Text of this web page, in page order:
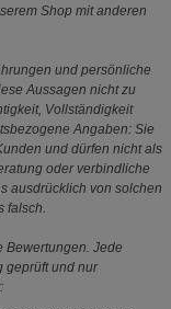
Shop mit anderen
und persönliche
Aussagen nicht zu
Vollständigkeit
Angaben: Sie
und dürfen nicht als
oder verbindliche
ausdrücklich von solchen
falsch.
Bewertungen. Jede
geprüft und nur